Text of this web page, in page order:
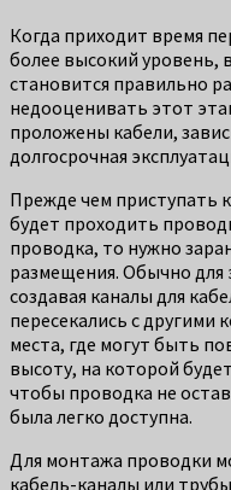
Когда приходит время
более высокий
становится правильно
недооценивать этот
проложены кабели,
долгосрочная
Прежде чем приступать
будет проходить
проводка, то нужно
размещения. Обычно для
создавая каналы для
пересекались с другими
места, где могут быть
высоту, на которой
чтобы проводка не
была легко доступна.
Для монтажа проводки
кабель-каналы или